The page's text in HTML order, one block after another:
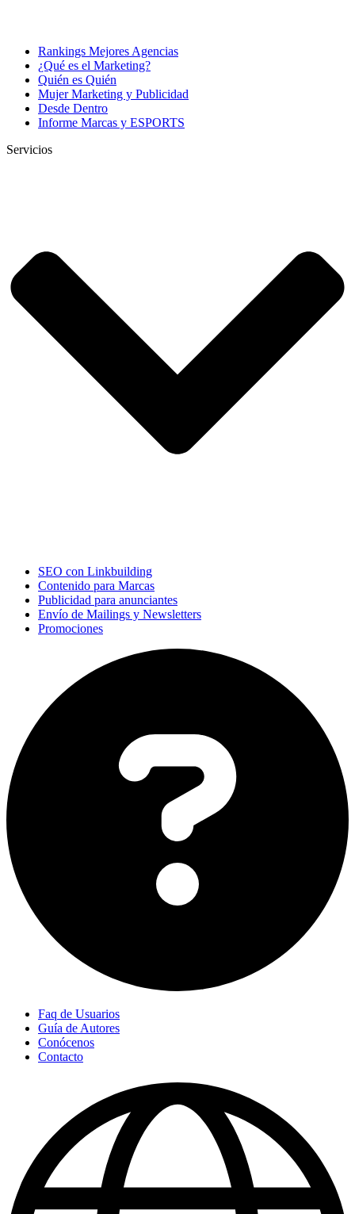
Rankings Mejores Agencias
¿Qué es el Marketing?
Quién es Quién
Mujer Marketing y Publicidad
Desde Dentro
Informe Marcas y ESPORTS
Servicios
SEO con Linkbuilding
Contenido para Marcas
Publicidad para anunciantes
Envío de Mailings y Newsletters
Promociones
Faq de Usuarios
Guía de Autores
Conócenos
Contacto